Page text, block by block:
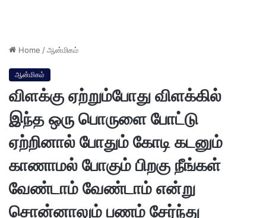
Home /ஆன்மிகம்
ஆன்மிகம்
விளக்கு ஏற்றும்போது விளக்கில்
இந்த ஒரு பொருளை போட்டு
ஏற்றினால் போதும் கோடி கடனும்
காணாமல் போகும் பிறகு நீங்கள்
வேண்டாம் வேண்டாம் என்று
சொன்னாலும் பணம் சேர்ந்து